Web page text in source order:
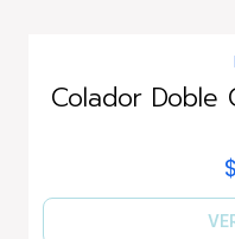
Colador Doble